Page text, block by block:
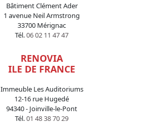
Bâtiment Clément Ader
1 avenue Neil Armstrong
33700 Mérignac
Tél.06 02 11 47 47
RENOVIA
ILE DE FRANCE
Immeuble Les Auditoriums
12-16 rue Hugedé
94340 - Joinville-le-Pont
Tél.01 48 38 70 29